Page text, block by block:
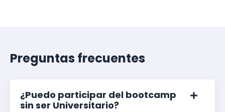
Preguntas frecuentes
¿Puedo participar del bootcamp
sin ser Universitario?